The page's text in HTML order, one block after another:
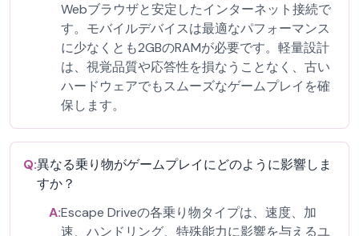
Webブラウザと安定したインターネット接続で
す。モバイルデバイスは最適なパフォーマンス
に少なくとも2GBのRAMが必要です。軽量設計
は、視覚品質や応答性を損なうことなく、古い
ハードウェアでもスムーズなゲームプレイを確
保します。
Q:異なる乗り物がゲームプレイにどのように影響しま
すか？
A:Escape Driveの各乗り物タイプは、速度、加
速、ハンドリング、特殊能力に影響を与えるユ